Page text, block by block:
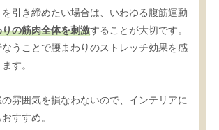
引き締めたい場合は、いわゆる腹筋運動
の筋肉全体を刺激することが大切です。
なうことで腰まわりのストレッチ効果を感
す。
雰囲気を損なわないので、インテリアに
すすめ。